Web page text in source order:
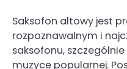
Saksofon altowy jest
rozpoznawalnym i
saksofonu,
muzyce popularnej.